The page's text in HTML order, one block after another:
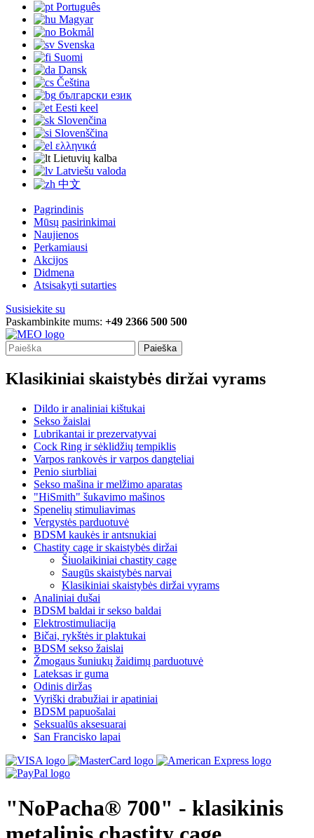
Português
Magyar
Bokmål
Svenska
Suomi
Dansk
Čeština
български език
Eesti keel
Slovenčina
Slovenščina
ελληνικά
Lietuvių kalba
Latviešu valoda
中文
Pagrindinis
Mūsų pasirinkimai
Naujienos
Perkamiausi
Akcijos
Didmena
Atsisakyti sutarties
Susisiekite su
Paskambinkite mums: +49 2366 500 500
Paieška
Klasikiniai skaistybės diržai vyrams
Dildo ir analiniai kištukai
Sekso žaislai
Lubrikantai ir prezervatyvai
Cock Ring ir sėklidžių tempiklis
Varpos rankovės ir varpos dangteliai
Penio siurbliai
Sekso mašina ir melžimo aparatas
"HiSmith" šukavimo mašinos
Spenelių stimuliavimas
Vergystės parduotuvė
BDSM kaukės ir antsnukiai
Chastity cage ir skaistybės diržai
Šiuolaikiniai chastity cage
Saugūs skaistybės narvai
Klasikiniai skaistybės diržai vyrams
Analiniai dušai
BDSM baldai ir sekso baldai
Elektrostimuliacija
Bičai, rykštės ir plaktukai
BDSM sekso žaislai
Žmogaus šuniukų žaidimų parduotuvė
Lateksas ir guma
Odinis diržas
Vyriški drabužiai ir apatiniai
BDSM papuošalai
Seksualūs aksesuarai
San Francisko lapai
"NoPacha® 700" - klasikinis